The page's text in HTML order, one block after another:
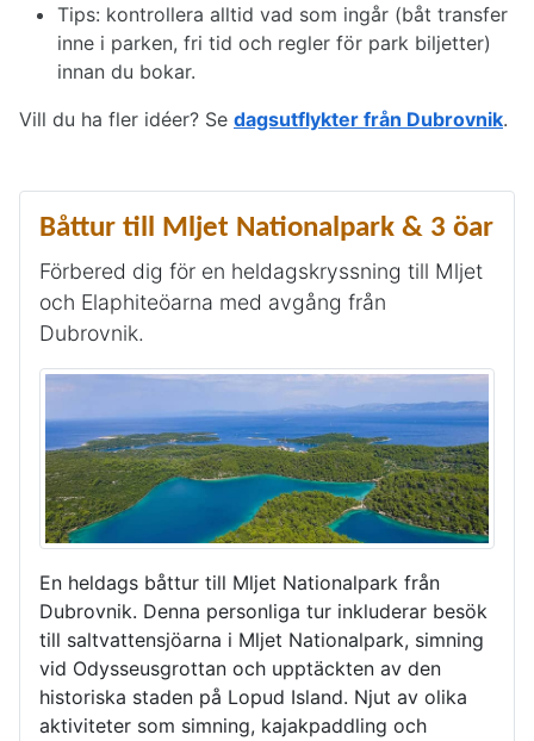
Tips: kontrollera alltid vad som ingår (båt transfer
inne i parken, fri tid och regler för park biljetter)
innan du bokar.
Vill du ha fler idéer? Se dagsutflykter från Dubrovnik.
Båttur till Mljet Nationalpark & 3 öar
Förbered dig för en heldagskryssning till Mljet
och Elaphiteöarna med avgång från
Dubrovnik.
En heldags båttur till Mljet Nationalpark från
Dubrovnik. Denna personliga tur inkluderar besök
till saltvattensjöarna i Mljet Nationalpark, simning
vid Odysseusgrottan och upptäckten av den
historiska staden på Lopud Island. Njut av olika
aktiviteter som simning, kajakpaddling och